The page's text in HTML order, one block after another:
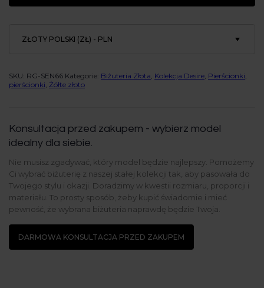
ZŁOTY POLSKI (ZŁ) - PLN
SKU: RG-SEN66 Kategorie: Biżuteria Złota Kolekcja Desire Pierścionki
pierścionki Żółte złoto
Konsultacja przed zakupem - wybierz model
idealny dla siebie.
Nie musisz zgadywać, który model będzie najlepszy. Pomożemy
Ci wybrać biżuterię z naszej stałej kolekcji tak, aby pasowała do
Twojego stylu i okazji. Doradzimy w kwestii rozmiaru, proporcji i
materiału. To prosty sposób, żeby kupić świadomie i mieć
pewność, że wybrana biżuteria naprawdę będzie Twoja.
DARMOWA KONSULTACJA PRZED ZAKUPEM